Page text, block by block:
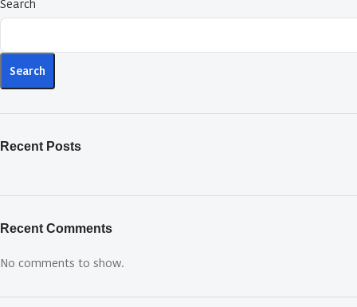
Search
Search
Recent Posts
Recent Comments
No comments to show.